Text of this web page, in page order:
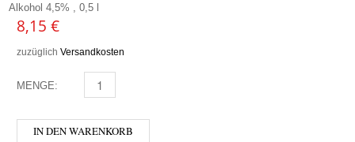
Alkohol 4,5% , 0,5 l
8,15 €
zuzüglich Versandkosten
MENGE: SIBEERIA - FOREST SPIRIT MENGE
IN DEN WARENKORB